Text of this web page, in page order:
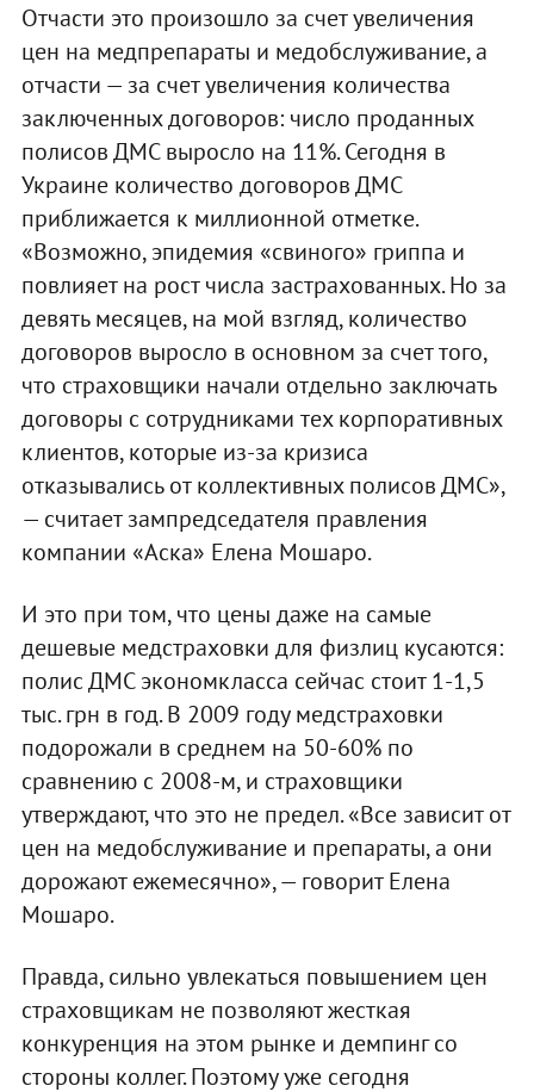
Отчасти это произошло за счет увеличения
цен на медпрепараты и медобслуживание, а
отчасти — за счет увеличения количества
заключенных договоров: число проданных
полисов ДМС выросло на 11%. Сегодня в
Украине количество договоров ДМС
приближается к миллионной отметке.
«Возможно, эпидемия «свиного» гриппа и
повлияет на рост числа застрахованных. Но за
девять месяцев, на мой взгляд, количество
договоров выросло в основном за счет того,
что страховщики начали отдельно заключать
договоры с сотрудниками тех корпоративных
клиентов, которые из-за кризиса
отказывались от коллективных полисов ДМС»,
— считает зампредседателя правления
компании «Аска» Елена Мошаро.
И это при том, что цены даже на самые
дешевые медстраховки для физлиц кусаются:
полис ДМС экономкласса сейчас стоит 1-1,5
тыс. грн в год. В 2009 году медстраховки
подорожали в среднем на 50-60% по
сравнению с 2008-м, и страховщики
утверждают, что это не предел. «Все зависит от
цен на медобслуживание и препараты, а они
дорожают ежемесячно», — говорит Елена
Мошаро.
Правда, сильно увлекаться повышением цен
страховщикам не позволяют жесткая
конкуренция на этом рынке и демпинг со
стороны коллег. Поэтому уже сегодня